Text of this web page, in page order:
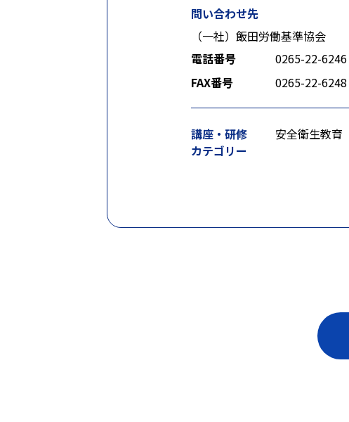
問い合わせ先
（一社）飯田労働基準協会
電話番号
0265-22-6246
FAX番号
0265-22-6248
講座・研修
カテゴリー
安全衛生教育